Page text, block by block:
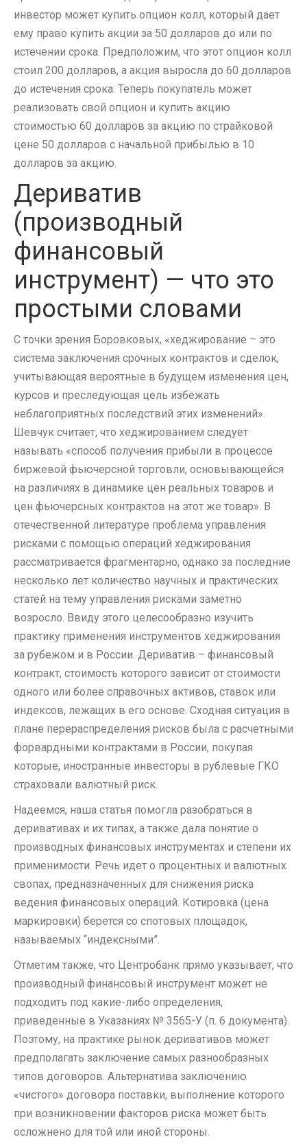
инвестор может купить опцион колл, который дает
ему право купить акции за 50 долларов до или по
истечении срока. Предположим, что этот опцион колл
стоил 200 долларов, а акция выросла до 60 долларов
до истечения срока. Теперь покупатель может
реализовать свой опцион и купить акцию
стоимостью 60 долларов за акцию по страйковой
цене 50 долларов с начальной прибылью в 10
долларов за акцию.
Дериватив
(производный
финансовый
инструмент) — что это
простыми словами
С точки зрения Боровковых, «хеджирование – это
система заключения срочных контрактов и сделок,
учитывающая вероятные в будущем изменения цен,
курсов и преследующая цель избежать
неблагоприятных последствий этих изменений».
Шевчук считает, что хеджированием следует
называть «способ получения прибыли в процессе
биржевой фьючерсной торговли, основывающейся
на различиях в динамике цен реальных товаров и
цен фьючерсных контрактов на этот же товар». В
отечественной литературе проблема управления
рисками с помощью операций хеджирования
рассматривается фрагментарно, однако за последние
несколько лет количество научных и практических
статей на тему управления рисками заметно
возросло. Ввиду этого целесообразно изучить
практику применения инструментов хеджирования
за рубежом и в России. Дериватив – финансовый
контракт, стоимость которого зависит от стоимости
одного или более справочных активов, ставок или
индексов, лежащих в его основе. Сходная ситуация в
плане перераспределения рисков была с расчетными
форвардными контрактами в России, покупая
которые, иностранные инвесторы в рублевые ГКО
страховали валютный риск.
Надеемся, наша статья помогла разобраться в
деривативах и их типах, а также дала понятие о
производных финансовых инструментах и степени их
применимости. Речь идет о процентных и валютных
свопах, предназначенных для снижения риска
ведения финансовых операций. Котировка (цена
маркировки) берется со спотовых площадок,
называемых “индексными”.
Отметим также, что Центробанк прямо указывает, что
производный финансовый инструмент может не
подходить под какие-либо определения,
приведенные в Указаниях № 3565-У (п. 6 документа).
Поэтому, на практике рынок деривативов может
предполагать заключение самых разнообразных
типов договоров. Альтернатива заключению
«чистого» договора поставки, выполнение которого
при возникновении факторов риска может быть
осложнено для той или иной стороны.